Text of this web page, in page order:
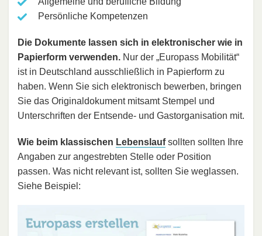
Persönliche Kompetenzen
Die Dokumente lassen sich in elektronischer wie in
Papierform verwenden. Nur der „Europass Mobilität“
ist in Deutschland ausschließlich in Papierform zu
haben. Wenn Sie sich elektronisch bewerben, bringen
Sie das Originaldokument mitsamt Stempel und
Unterschriften der Entsende- und Gastorganisation mit.
Wie beim klassischen Lebenslaufsollten sollten Ihre
Angaben zur angestrebten Stelle oder Position
passen. Was nicht relevant ist, sollten Sie weglassen.
Siehe Beispiel: